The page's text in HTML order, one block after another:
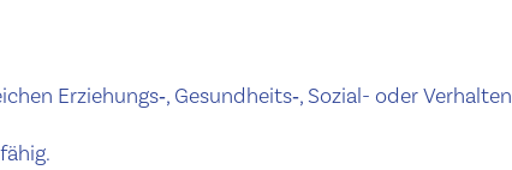
Erziehungs‑, Gesundheits‑, Sozial- oder